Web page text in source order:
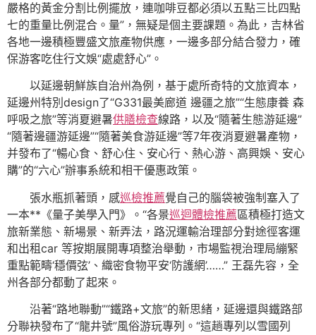
嚴格的黃金分割比例擺放，連咖啡豆都必須以五點三比四點
七的重量比例混合。量”，無疑是個主要課題。為此，吉林省
各地一邊積極豐盛文旅產物供應，一邊多部分結合發力，確
保游客吃住行文娛“處處舒心”。
以延邊朝鮮族自治州為例，基于處所奇特的文旅資本，
延邊州特別design了“G331最美廊道 邊疆之旅”“生態康養 森
呼吸之旅”等消夏避暑供膳檢查線路，以及“隨著生態游延邊”
“隨著邊疆游延邊”“隨著美食游延邊”等7年夜消夏避暑產物，
并發布了“暢心食、舒心住、安心行、熱心游、高興娛、安心
購”的“六心”辦事系統和相干優惠政策。
張水瓶抓著頭，感巡檢推薦覺自己的腦袋被強制塞入了
一本**《量子美學入門》。“各景巡迴體檢推薦區積極打造文
旅新業態、新場景、新弄法，路況運輸治理部分對途徑客運
和出租car 等按期展開專項整治舉動，市場監視治理局繃緊
重點範疇‘穩價弦’、織密食物平安‘防護網’……” 王磊先容，全
州各部分都動了起來。
沿著“路地聯動”“鐵路+文旅”的新思緒，延邊還與鐵路部
分聯袂發布了“龍井號”風俗游玩專列。“這趟專列以雪國列